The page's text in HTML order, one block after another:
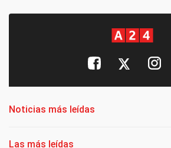
Noticias más leídas
Las más leídas